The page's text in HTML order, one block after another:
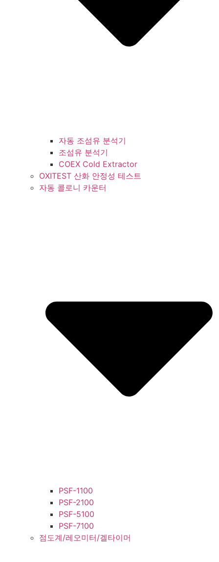
자동 조섬유 분석기
조섬유 분석기
COEX Cold Extractor
OXITEST 산화 안정성 테스트
자동 콜로니 카운터
PSF-1100
PSF-2100
PSF-5100
PSF-7100
점도계/레오미터/겔타이머